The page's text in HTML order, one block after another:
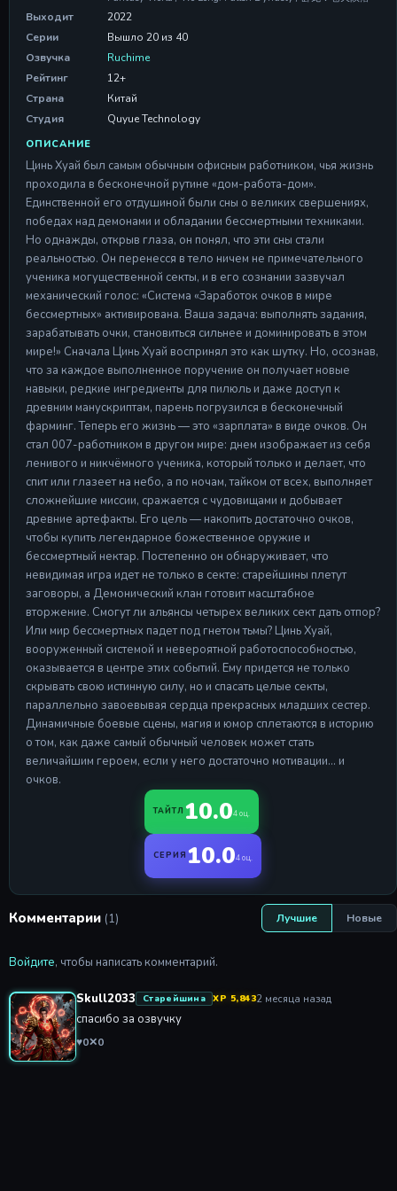
Серия 11
Серия 11
28 Apr 2026
Серия 12
28 Apr 2026
Серия 13
28 Apr 2026
Серия 14
Серия 14
Серия 15
Серия 15
28 Apr 2026
Серия 16
Серия 16
Серия 17
Серия 17
28 Apr 2026
Серия 18
Серия 18
28 Apr 2026
Серия 19
Серия 19
28 Apr 2026
Серия 20
Серия 20
28 Apr 2026
Выходит
2022
Серии
Вышло 20 из 40
Озвучка
Ruchime
Рейтинг
12+
Страна
Китай
Студия
Quyue Technology
ОПИСАНИЕ
Цинь Хуай был самым обычным офисным работником, чья жизнь
проходила в бесконечной рутине «дом-работа-дом».
Единственной его отдушиной были сны о великих свершениях,
победах над демонами и обладании бессмертными техниками.
Но однажды, открыв глаза, он понял, что эти сны стали
реальностью. Он перенесся в тело ничем не примечательного
ученика могущественной секты, и в его сознании зазвучал
механический голос: «Система «Заработок очков в мире
бессмертных» активирована. Ваша задача: выполнять задания,
зарабатывать очки, становиться сильнее и доминировать в этом
мире!» Сначала Цинь Хуай воспринял это как шутку. Но, осознав,
что за каждое выполненное поручение он получает новые
навыки, редкие ингредиенты для пилюль и даже доступ к
древним манускриптам, парень погрузился в бесконечный
фарминг. Теперь его жизнь — это «зарплата» в виде очков. Он
стал 007-работником в другом мире: днем изображает из себя
ленивого и никчёмного ученика, который только и делает, что
спит или глазеет на небо, а по ночам, тайком от всех, выполняет
сложнейшие миссии, сражается с чудовищами и добывает
древние артефакты. Его цель — накопить достаточно очков,
чтобы купить легендарное божественное оружие и
бессмертный нектар. Постепенно он обнаруживает, что
невидимая игра идет не только в секте: старейшины плетут
заговоры, а Демонический клан готовит масштабное
вторжение. Смогут ли альянсы четырех великих сект дать отпор?
Или мир бессмертных падет под гнетом тьмы? Цинь Хуай,
вооруженный системой и невероятной работоспособностью,
оказывается в центре этих событий. Ему придется не только
скрывать свою истинную силу, но и спасать целые секты,
параллельно завоевывая сердца прекрасных младших сестер.
Динамичные боевые сцены, магия и юмор сплетаются в историю
о том, как даже самый обычный человек может стать
величайшим героем, если у него достаточно мотивации... и
очков.
ТАЙТЛ 10.04 оц.
СЕРИЯ 10.04 оц.
Комментарии (1) Лучшие Новые
Войдите, чтобы написать комментарий.
Skull2033 Старейшина XP 5,8432 месяца назад
спасибо за озвучку
♥0✕0